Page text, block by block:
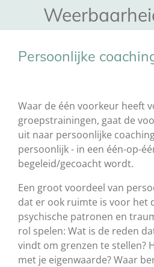
Persoonlijke
Waar de één voorkeur heeft
groepstrainingen, gaat de
uit naar persoonlijke
persoonlijk - in een één-op-
begeleid/gecoacht wordt.
Een groot voordeel van
dat er ook ruimte is voor het
psychische patronen en
rol spelen: Wat is de reden
vindt om grenzen te stellen?
met je eigenwaarde? Waar